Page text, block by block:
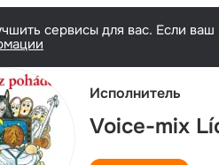
сервисы для вас. Если
Исполнитель
Voice-mix